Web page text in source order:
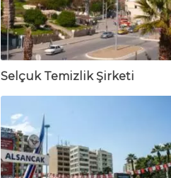
Selçuk Temizlik Şirketi